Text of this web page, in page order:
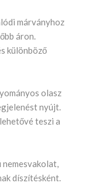
márványhoz
áron.
különböző
olasz
nyújt.
teszi a
nemesvakolat,
díszítésként.